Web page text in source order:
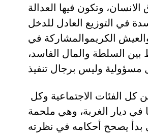
وتكون فيها العدالة
في التوزيع العادل للدخل
الكريموالمشاركة في
بين السلطة والمال الفاسد،
في ديار الغربة، وهي ملحمة
بدأ يصحح أحكامه في نظرته